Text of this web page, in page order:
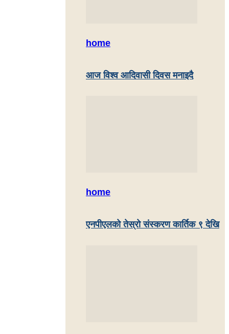
home
आज विश्व आदिवासी दिवस मनाइदै
home
एनपीएलको तेस्रो संस्करण कार्तिक ९ देखि